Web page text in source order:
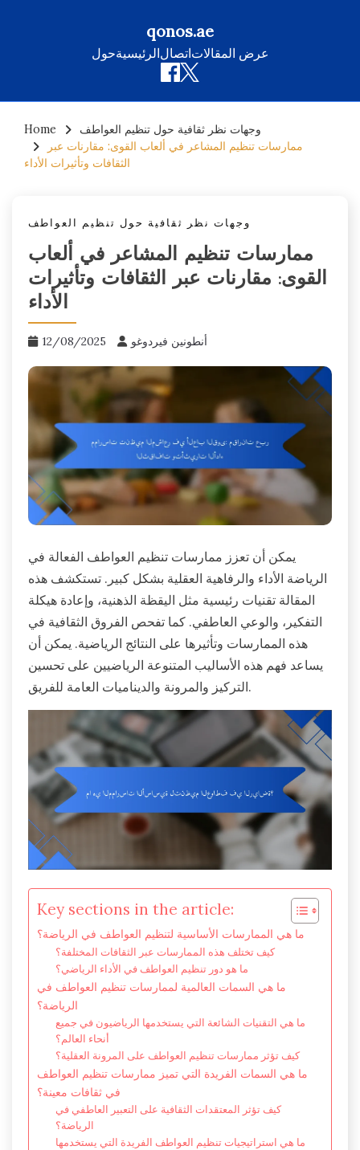
qonos.ae
حولالرئيسيةاتصالعرض المقالات
content
Home
وجهات نظر ثقافية حول تنظيم العواطف
ممارسات تنظيم المشاعر في ألعاب القوى: مقارنات عبر
الثقافات وتأثيرات الأداء
وجهات نظر ثقافية حول تنظيم العواطف
ممارسات تنظيم المشاعر في ألعاب
القوى: مقارنات عبر الثقافات وتأثيرات
الأداء
12/08/2025 أنطونين فيردوغو
يمكن أن تعزز ممارسات تنظيم العواطف الفعالة في
الرياضة الأداء والرفاهية العقلية بشكل كبير. تستكشف هذه
المقالة تقنيات رئيسية مثل اليقظة الذهنية، وإعادة هيكلة
التفكير، والوعي العاطفي. كما تفحص الفروق الثقافية في
هذه الممارسات وتأثيرها على النتائج الرياضية. يمكن أن
يساعد فهم هذه الأساليب المتنوعة الرياضيين على تحسين
التركيز والمرونة والديناميات العامة للفريق.
Key sections in the article:
ما هي الممارسات الأساسية لتنظيم العواطف في الرياضة؟
كيف تختلف هذه الممارسات عبر الثقافات المختلفة؟
ما هو دور تنظيم العواطف في الأداء الرياضي؟
ما هي السمات العالمية لممارسات تنظيم العواطف في
الرياضة؟
ما هي التقنيات الشائعة التي يستخدمها الرياضيون في جميع
أنحاء العالم؟
كيف تؤثر ممارسات تنظيم العواطف على المرونة العقلية؟
ما هي السمات الفريدة التي تميز ممارسات تنظيم العواطف
في ثقافات معينة؟
كيف تؤثر المعتقدات الثقافية على التعبير العاطفي في
الرياضة؟
ما هي استراتيجيات تنظيم العواطف الفريدة التي يستخدمها